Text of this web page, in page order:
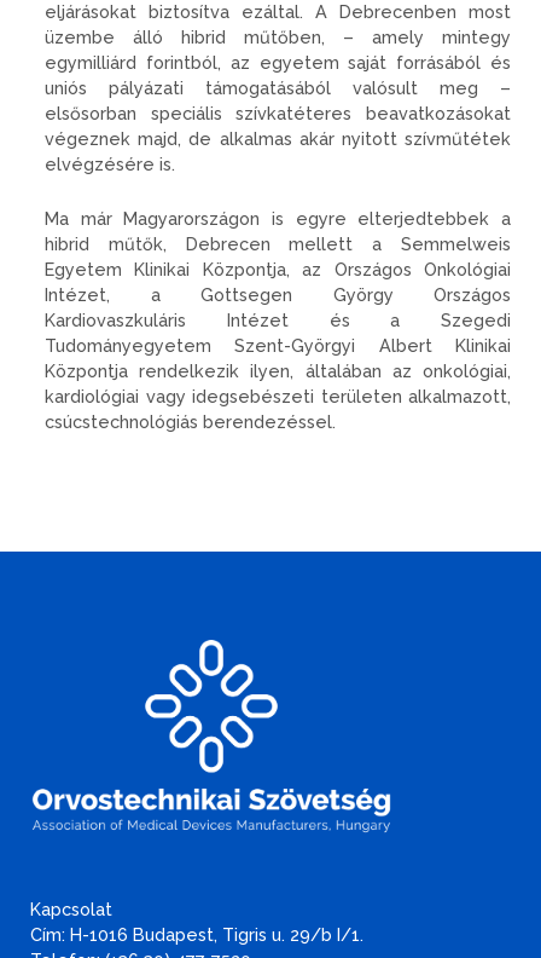
eljárásokat biztosítva ezáltal. A Debrecenben most
üzembe álló hibrid műtőben, – amely mintegy
egymilliárd forintból, az egyetem saját forrásából és
uniós pályázati támogatásából valósult meg –
elsősorban speciális szívkatéteres beavatkozásokat
végeznek majd, de alkalmas akár nyitott szívműtétek
elvégzésére is.
Ma már Magyarországon is egyre elterjedtebbek a
hibrid műtők, Debrecen mellett a Semmelweis
Egyetem Klinikai Központja, az Országos Onkológiai
Intézet, a Gottsegen György Országos
Kardiovaszkuláris Intézet és a Szegedi
Tudományegyetem Szent-Györgyi Albert Klinikai
Központja rendelkezik ilyen, általában az onkológiai,
kardiológiai vagy idegsebészeti területen alkalmazott,
csúcstechnológiás berendezéssel.
Kapcsolat
Cím: H-1016 Budapest, Tigris u. 29/b I/1.